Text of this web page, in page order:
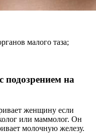
малого таза;
подозрением на
женщину если
или маммолог. Он
молочную железу.